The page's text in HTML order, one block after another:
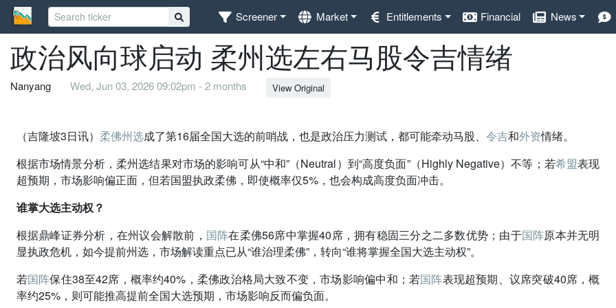
Screener Market Entitlements Financial News
政治风向球启动 柔州选左右马股令吉情绪
Nanyang Wed, Jun 03, 2026 09:02pm - 2 months View Original
（吉隆坡3日讯） 柔佛州选成了第16届全国大选的前哨战，也是政治压力测试，都可能牵动马股、 令吉和外资情绪。
根据市场情景分析，柔州选结果对市场的影响可从“中和”（Neutral）到“高度负面”（Highly Negative）不等；若希盟表现
超预期，市场影响偏正面，但若国盟执政柔佛，即使概率仅5%，也会构成高度负面冲击。
谁掌大选主动权？
根据鼎峰证券分析，在州议会解散前， 国阵在柔佛56席中掌握40席，拥有稳固三分之二多数优势；由于国阵原本并无明
显执政危机，如今提前州选，市场解读重点已从“谁治理柔佛”，转向“谁将掌握全国大选主动权”。
若国阵保住38至42席，概率约40%，柔佛政治格局大致不变，市场影响偏中和；若国阵表现超预期、议席突破40席，概
率约25%，则可能推高提前全国大选预期，市场影响反而偏负面。